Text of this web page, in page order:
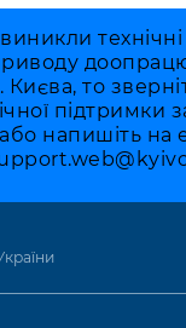
то
підтримки
напишіть на